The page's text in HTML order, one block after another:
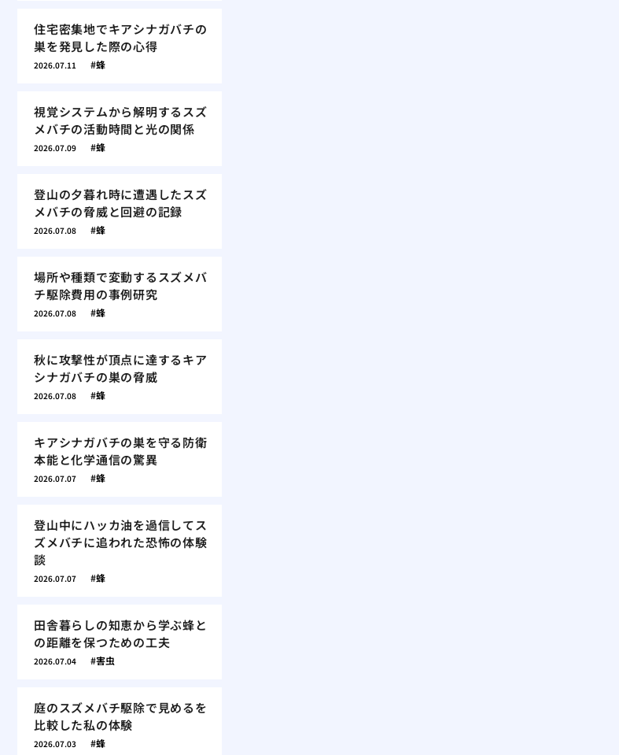
住宅密集地でキアシナガバチの
巣を発見した際の心得
2026.07.11 蜂
視覚システムから解明するスズ
メバチの活動時間と光の関係
2026.07.09 蜂
登山の夕暮れ時に遭遇したスズ
メバチの脅威と回避の記録
2026.07.08 蜂
場所や種類で変動するスズメバ
チ駆除費用の事例研究
2026.07.08 蜂
秋に攻撃性が頂点に達するキア
シナガバチの巣の脅威
2026.07.08 蜂
キアシナガバチの巣を守る防衛
本能と化学通信の驚異
2026.07.07 蜂
登山中にハッカ油を過信してス
ズメバチに追われた恐怖の体験
談
2026.07.07 蜂
田舎暮らしの知恵から学ぶ蜂と
の距離を保つための工夫
2026.07.04 害虫
庭のスズメバチ駆除で見めるを
比較した私の体験
2026.07.03 蜂